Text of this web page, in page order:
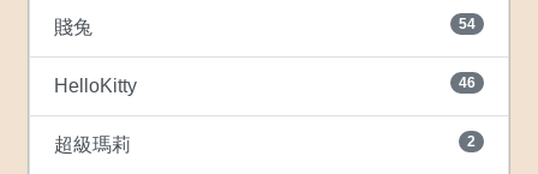
賤兔 54
HelloKitty 46
超級瑪莉 2